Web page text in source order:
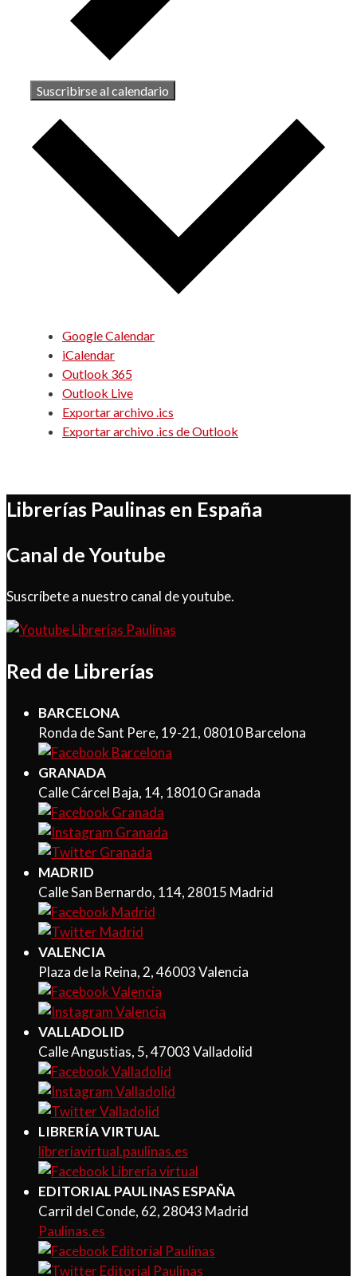
Suscribirse al calendario
Google Calendar
iCalendar
Outlook 365
Outlook Live
Exportar archivo .ics
Exportar archivo .ics de Outlook
Librerías Paulinas en España
Canal de Youtube
Suscríbete a nuestro canal de youtube.
Red de Librerías
BARCELONA
Ronda de Sant Pere, 19-21, 08010 Barcelona
GRANADA
Calle Cárcel Baja, 14, 18010 Granada
MADRID
Calle San Bernardo, 114, 28015 Madrid
VALENCIA
Plaza de la Reina, 2, 46003 Valencia
VALLADOLID
Calle Angustias, 5, 47003 Valladolid
LIBRERÍA VIRTUAL
libreriavirtual.paulinas.es
EDITORIAL PAULINAS ESPAÑA
Carril del Conde, 62, 28043 Madrid
Paulinas.es